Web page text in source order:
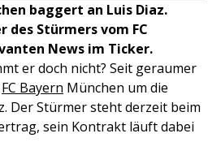
baggert an Luis Diaz.
Stürmers vom FC
News im Ticker.
er doch nicht? Seit geraumer
FC Bayern München um die
Der Stürmer steht derzeit beim
sein Kontrakt läuft dabei